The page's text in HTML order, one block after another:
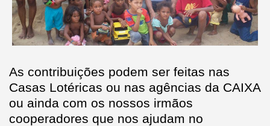
As contribuições podem ser feitas nas
Casas Lotéricas ou nas agências da CAIXA
ou ainda com os nossos irmãos
cooperadores que nos ajudam no